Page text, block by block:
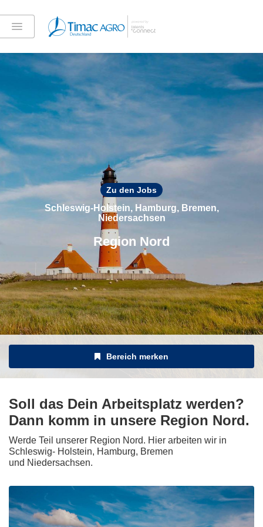
Zu den Jobs
Schleswig-Holstein, Hamburg, Bremen,
Niedersachsen
Region Nord
Bereich merken
Soll das Dein Arbeitsplatz werden?
Dann komm in unsere Region Nord.
Werde Teil unserer Region Nord. Hier arbeiten wir in
Schleswig- Holstein, Hamburg, Bremen
und Niedersachsen.